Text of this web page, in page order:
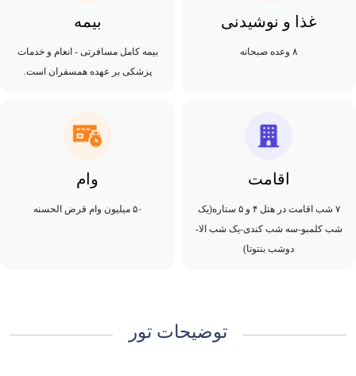
غذا و نوشیدنی
۸ وعده صبحانه
بیمه
بیمه کامل مسافرتی - انعام و خدمات
پزشکی بر عهده همسفران است.
اقامت
۷ شب اقامت در هتل ۴ و ۵ ستاره(یک
شب کلمبو-سه شب کندی-یک شب الا-
دوشب بنتوتا)
وام
۵۰ میلیون وام قرض الحسنه
توضیحات تور